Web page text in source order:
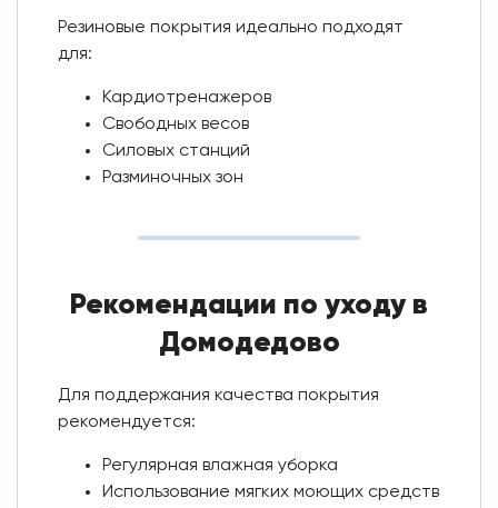
Резиновые покрытия идеально подходят
для:
Кардиотренажеров
Свободных весов
Силовых станций
Разминочных зон
Рекомендации по уходу в
Домодедово
Для поддержания качества покрытия
рекомендуется:
Регулярная влажная уборка
Использование мягких моющих средств